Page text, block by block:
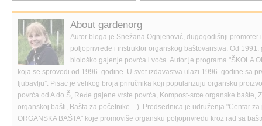
a
r
e
o
n
e
b
o
o
k
O
p
a
r
e
o
n
T
w
t
t
e
r
(
p
e
a
i
l
l
n
k
t
o
f
r
i
e
n
About gardenorg
Autor bloga je Snežana Ognjenović, dugogodišnji promoter
poljoprivrede i instruktor organskog baštovanstva. Od
biološko gajenje povrća i voća. Autor je programa "ŠKOLA
koja se sprovodi od 1996. godine. U svet izdavastva ulazi 1996. godine sa
ljubavlju”. Pisac je velikog broja priručnika koji popularizuju organsku
povrća od A do Š, Ređe gajene vrste povrća, Kompost-srce organske bašte,
organskoj bašti, Bašta za početnike ...). Predsednica je udruženja "Centar
ORGANSKA BAŠTA" koje promoviše organsku poljoprivredu kroz rad sa